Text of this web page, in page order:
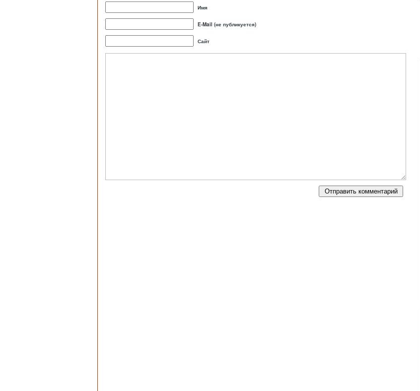
Имя
E-Mail (не публикуется)
Сайт